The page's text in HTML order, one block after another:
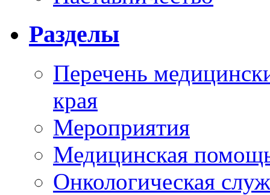
Разделы
Перечень
края
Мероприятия
Медицинская
Онкологическая